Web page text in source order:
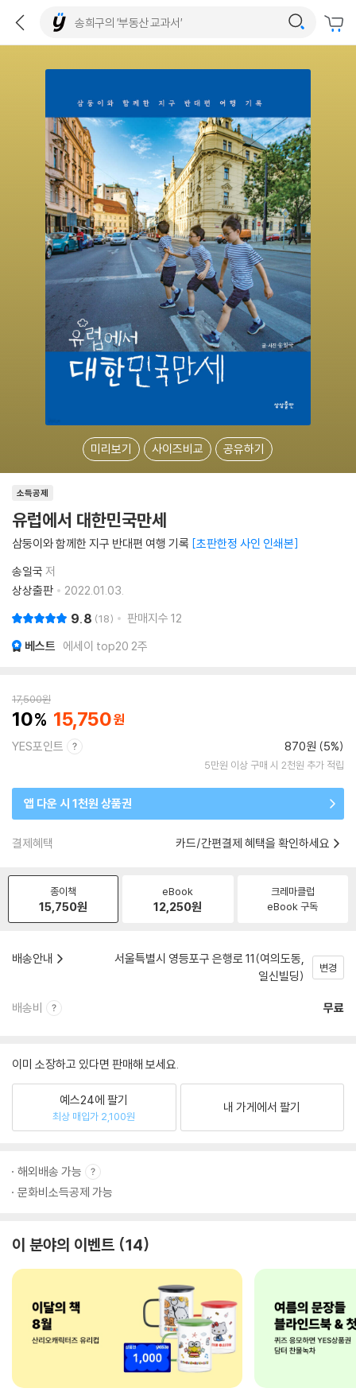
미리보기 사이즈비교 공유하기
소득공제
유럽에서 대한민국만세
삼둥이와 함께한 지구 반대편 여행 기록 초판한정 사인 인쇄본
송일국 저
상상출판
2022.01.03.
9.8 18 판매지수 12
베스트 에세이 top20 2주
17,500원
10 15,750
YES포인트 870원 (5%)
5만원 이상 구매 시 2천원 추가 적립
앱 다운 시 1천원 상품권
결제혜택 카드/간편결제 혜택을 확인하세요
종이책
15,750원
eBook
12,250원
크레마클럽
eBook 구독
배송안내
서울특별시 영등포구 은행로 11(여의도동,
일신빌딩)
변경
배송비 무료
이미 소장하고 있다면 판매해 보세요.
예스24에 팔기
최상 매입가 2,100원
내 가게에서 팔기
해외배송 가능
문화비소득공제 가능
이 분야의 이벤트 14